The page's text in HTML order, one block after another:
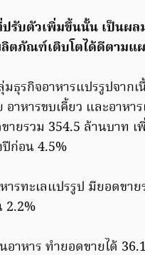
ปรับตัวเพิ่มขึ้นนั้น เป็นผล
ตภัณฑ์เติบโตได้ดีตามแผ
ธุรกิจอาหารแปรรูปจากเ
อาหารขบเคี้ยว และอาหา
ายรวม 354.5 ล้านบาท เ
ปีก่อน 4.5%
ารทะเลแปรรูป มียอดขา
2.2%
อาหาร ทำยอดขายได้